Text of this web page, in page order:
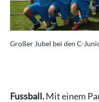
Großer Jubel bei den C-
Fussball.Mit einem